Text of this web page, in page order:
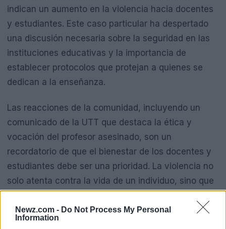
Newz.com - Do Not Process My Personal
Information
indican un aumento en la violencia hacia docentes
y estudiantes. Este caso particular ha despertado
una discusión necesaria sobre la seguridad en las
instituciones educativas y la importancia de
establecer protocolos que protejan a quienes se
dedican a la enseñanza.
Las reacciones de la comunidad, incluyendo un
comunicado de la UTT que destaca la ética y
vocación del profesor asesinado, son un
recordatorio de que el bienestar de los docentes y
estudiantes debe ser una prioridad. La violencia no
solo atenta contra la vida de un individuo, sino que
educativo y el ambiente de aprendizaje.